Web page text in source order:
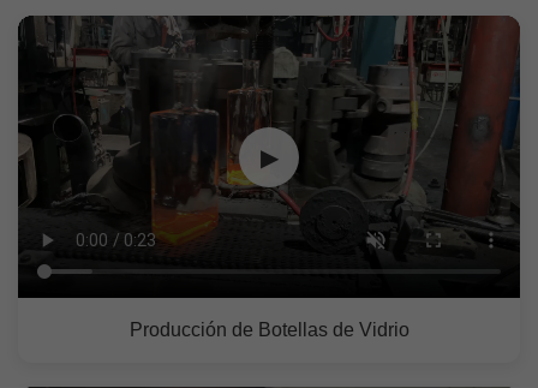
▶
Producción de Botellas de Vidrio